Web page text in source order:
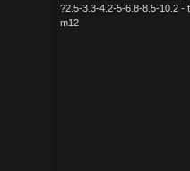
?2.5-3.3-4.2-5-6.8-8.5-10.2 -
m12